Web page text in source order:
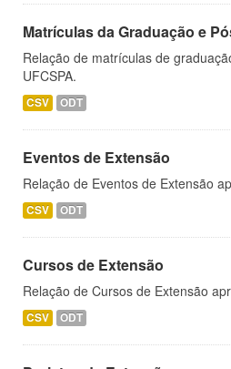
Matrículas da Graduação e
Relação de matrículas de
UFCSPA.
CSV ODT
Eventos de Extensão
Relação de Eventos de Extensão
CSV ODT
Cursos de Extensão
Relação de Cursos de Extensão
CSV ODT